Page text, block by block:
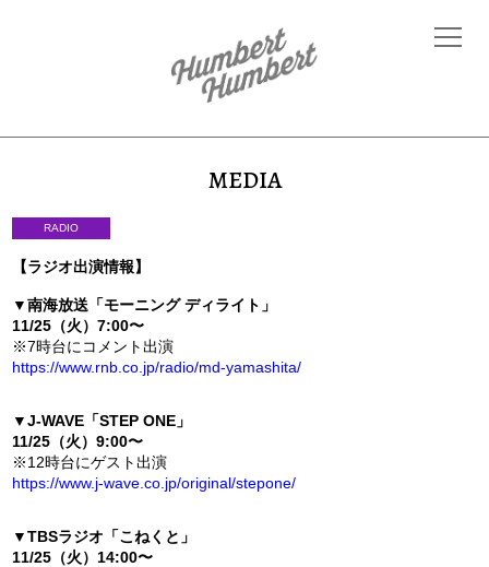
MEDIA
RADIO
【ラジオ出演情報】
▼南海放送「モーニング ディライト」
11/25（火）7:00〜
※7時台にコメント出演
https://www.rnb.co.jp/radio/md-yamashita/
▼J-WAVE「STEP ONE」
11/25（火）9:00〜
※12時台にゲスト出演
https://www.j-wave.co.jp/original/stepone/
▼TBSラジオ「こねくと」
11/25（火）14:00〜